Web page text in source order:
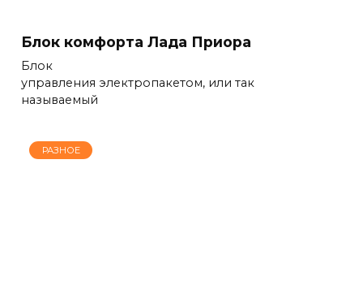
Блок комфорта Лада Приора
Блок
управления электропакетом, или так
называемый
РАЗНОЕ